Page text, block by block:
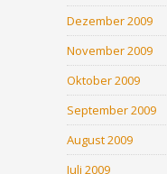
Dezember 2009
November 2009
Oktober 2009
September 2009
August 2009
Juli 2009